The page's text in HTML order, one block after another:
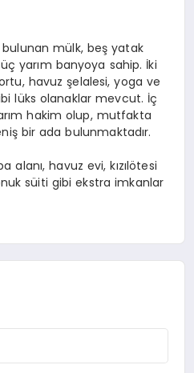
mülk, beş yatak
yarım banyoya sahip. İki
havuz şelalesi, yoga ve
lüks olanaklar mevcut. İç
hakim olup, mutfakta
bir ada bulunmaktadır.
alanı, havuz evi, kızılötesi
süiti gibi ekstra imkanlar